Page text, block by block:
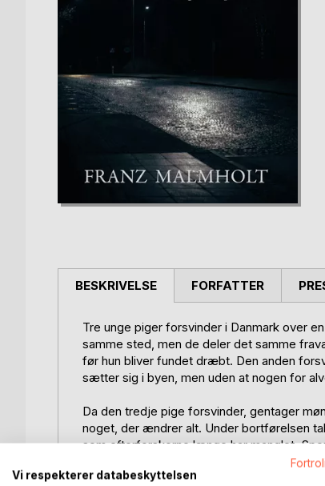
BESKRIVELSE
Tre unge piger forsvinder i Danmark over
samme sted, men de deler det samme
før hun bliver fundet dræbt. Den anden
sætter sig i byen, men uden at nogen for
Da den tredje pige forsvinder, gentager
noget, der ændrer alt. Under bortførelsen
som efterforskerne længe har manglet.
FORFATTER
Vi respekterer databeskyttelsen